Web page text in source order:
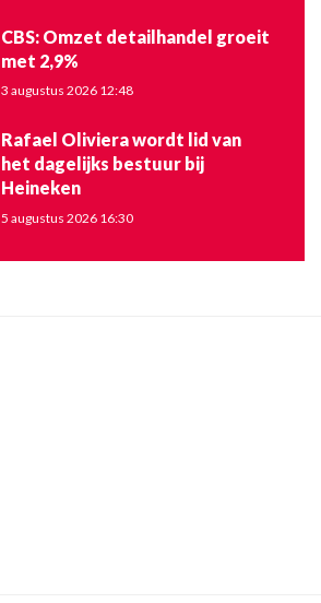
CBS: Omzet detailhandel groeit
met 2,9%
3 augustus 2026 12:48
Rafael Oliviera wordt lid van
het dagelijks bestuur bij
Heineken
5 augustus 2026 16:30